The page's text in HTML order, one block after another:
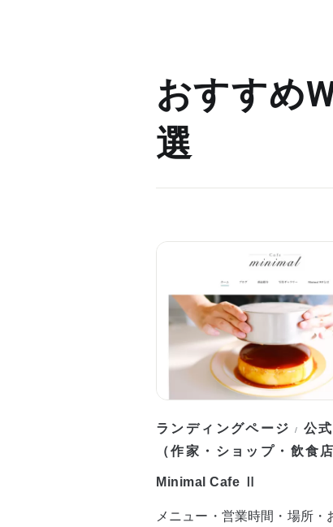
おすすめ
選
ランディングページ / 公
（作家・ショップ・飲食店
Minimal Cafe Ⅱ
メニュー・営業時間・場所・